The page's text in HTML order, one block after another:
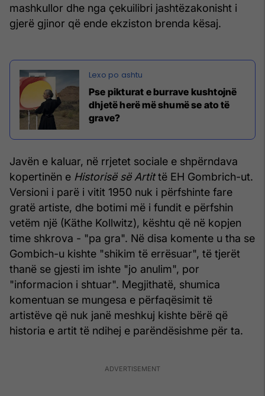
mashkullor dhe nga çekuilibri jashtëzakonisht i
gjerë gjinor që ende ekziston brenda kësaj.
Pse pikturat e burrave kushtojnë
dhjetë herë më shumë se ato të
grave?
Javën e kaluar, në rrjetet sociale e shpërndava
kopertinën e Historisë së Artittë EH Gombrich-ut.
Versioni i parë i vitit 1950 nuk i përfshinte fare
gratë artiste, dhe botimi më i fundit e përfshin
vetëm një (Käthe Kollwitz), kështu që në kopjen
time shkrova - "pa gra". Në disa komente u tha se
Gombich-u kishte "shikim të errësuar", të tjerët
thanë se gjesti im ishte "jo anulim", por
"informacion i shtuar". Megjithatë, shumica
komentuan se mungesa e përfaqësimit të
artistëve që nuk janë meshkuj kishte bërë që
historia e artit të ndihej e parëndësishme për ta.